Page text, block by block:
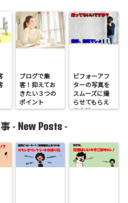
ブログで集
客！抑えてお
きたい３つの
ポイント
ビフォーアフ
ターの写真を
スムーズに撮
らせてもらえ
る方法
- New Posts -